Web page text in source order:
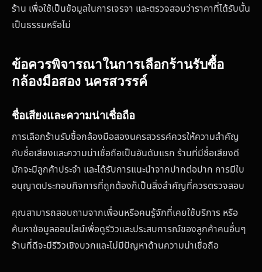
ร้าน เพื่อใช้เป็นข้อมูลในการเจรจา และตรวจสอบว่าราคาที่ได้รับนั้น
เป็นธรรมหรือไม่
ข้อควรพิจารณาในการเลือกร้านรับซื้อ
กล้องมือสอง นครสวรรค์
ชื่อเสียงและความน่าเชื่อถือ
การเลือกร้านรับซื้อกล้องมือสองนครสวรรค์ควรให้ความสำคัญ
กับชื่อเสียงและความน่าเชื่อถือเป็นอันดับแรก ร้านที่มีชื่อเสียงดี
มักจะมีลูกค้าประจำ และได้รับการแนะนำจากปากต่อปาก การมีใบ
อนุญาตประกอบกิจการที่ถูกต้องก็เป็นสิ่งสำคัญที่ควรตรวจสอบ
คุณสามารถสอบถามจากเพื่อนหรือคนรู้จักที่เคยใช้บริการ หรือ
ค้นหาข้อมูลออนไลน์เพื่อดูรีวิวและประสบการณ์ของลูกค้าคนอื่นๆ
ร้านที่ดีจะมีรีวิวเชิงบวกและไม่มีปัญหาด้านความน่าเชื่อถือ